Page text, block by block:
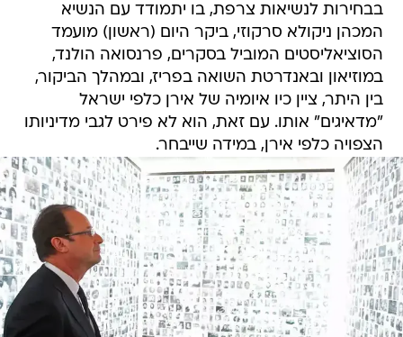
בבחירות לנשיאות צרפת, בו יתמודד עם הנשיא
המכהן ניקולא סרקוזי, ביקר היום (ראשון) מועמד
הסוציאליסטים המוביל בסקרים, פרנסואה הולנד,
במוזיאון ובאנדרטת השואה בפריז, ובמהלך הביקור,
בין היתר, ציין כיו איומיה של אירן כלפי ישראל
"מדאיגים" אותו. עם זאת, הוא לא פירט לגבי מדיניותו
הצפויה כלפי אירן, במידה שייבחר.